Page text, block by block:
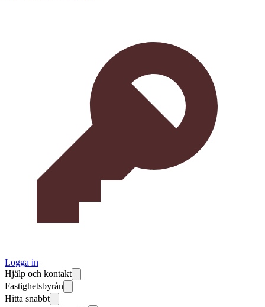
Logga in
Hjälp och kontakt
Fastighetsbyrån
Hitta snabbt